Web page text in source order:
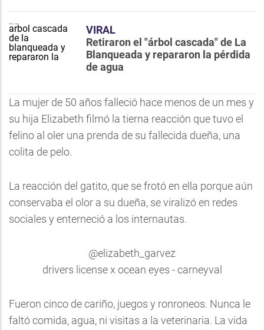
VIRAL
Retiraron el "árbol cascada" de La
Blanqueada y repararon la pérdida
de agua
La mujer de 50 años falleció hace menos de un mes y
su hija Elizabeth filmó la tierna reacción que tuvo el
felino al oler una prenda de su fallecida dueña, una
colita de pelo.
La reacción del gatito, que se frotó en ella porque aún
conservaba el olor a su dueña, se viralizó en redes
sociales y enterneció a los internautas.
@elizabeth_garvez
drivers license x ocean eyes - carneyval
Fueron cinco de cariño, juegos y ronroneos. Nunca le
faltó comida, agua, ni visitas a la veterinaria. La vida